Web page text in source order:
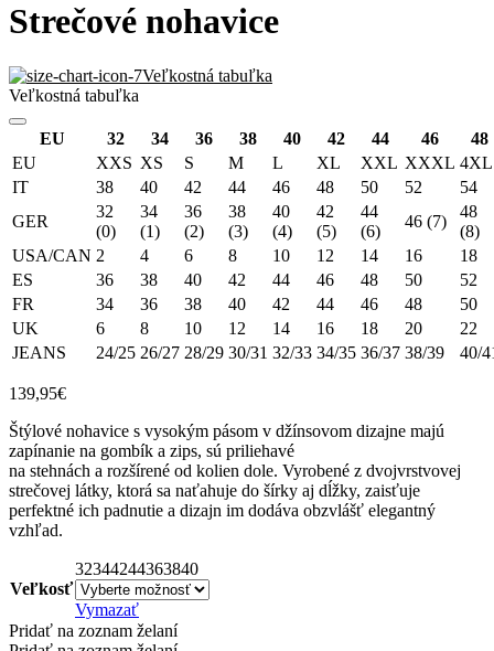
Strečové nohavice
Veľkostná tabuľka
Veľkostná tabuľka
EU 32 34 36 38 40 42 44 46
48
EU
XXS XS S M L XL XXL XXXL 4XL
IT
38 40 42 44 46 48 50 52
54
GER
32
(0)
34
(1)
36
(2)
38
(3)
40
(4)
42
(5)
44
(6)
46 (7)
48
(8)
USA/CAN 2 4 6 8 10 12 14 16
18
ES
36 38 40 42 44 46 48 50
52
FR
34 36 38 40 42 44 46 48
50
UK
6 8 10 12 14 16 18 20
22
JEANS
24/25 26/27 28/29 30/31 32/33 34/35 36/37 38/39 40/
139,95€
Štýlové nohavice s vysokým pásom v džínsovom dizajne majú
zapínanie na gombík a zips, sú priliehavé
na stehnách a rozšírené od kolien dole. Vyrobené z dvojvrstvovej
strečovej látky, ktorá sa naťahuje do šírky aj dĺžky, zaisťuje
perfektné ich padnutie a dizajn im dodáva obzvlášť elegantný
vzhľad.
Veľkosť
32344244363840
Vymazať
Pridať na zoznam želaní